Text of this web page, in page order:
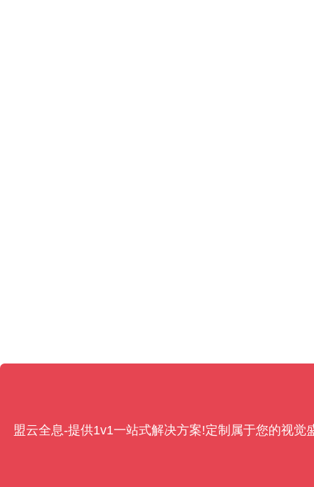
盟云全息-提供1v1一站式解决方案!定制属于您的视觉